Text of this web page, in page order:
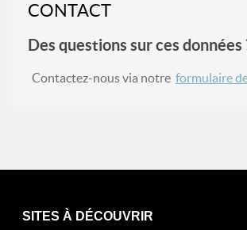
CONTACT
Des questions sur ces données
Contactez-nous via notre formulaire
SITES À DÉCOUVRIR